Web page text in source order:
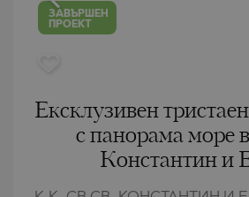
ЗАВЪРШЕН
ПРОЕКТ
Ексклузивен
с панорама море
Константин и